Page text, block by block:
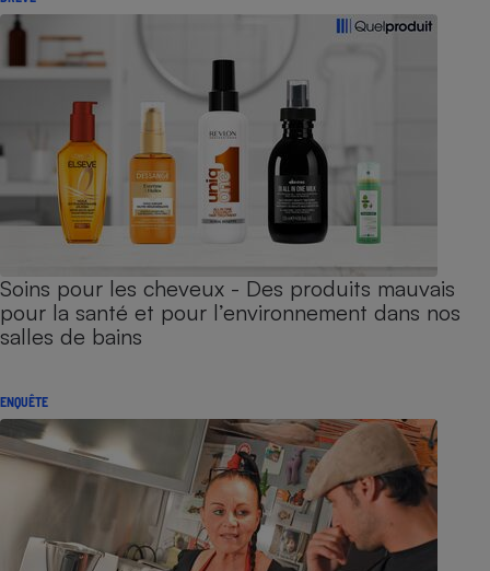
Soins pour les cheveux - Des produits mauvais
pour la santé et pour l’environnement dans nos
salles de bains
ENQUÊTE